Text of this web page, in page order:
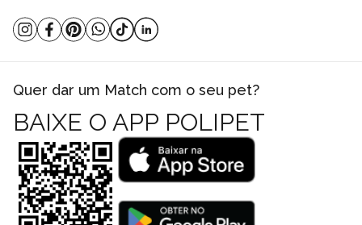
Quer dar um Match com o seu pet?
BAIXE O APP POLIPET